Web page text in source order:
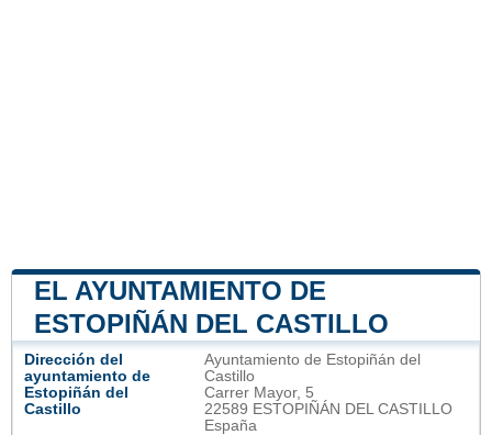
EL AYUNTAMIENTO DE
ESTOPIÑÁN DEL CASTILLO
Dirección del
ayuntamiento de
Estopiñán del
Castillo
Ayuntamiento de Estopiñán del
Castillo
Carrer Mayor, 5
22589 ESTOPIÑÁN DEL CASTILLO
España